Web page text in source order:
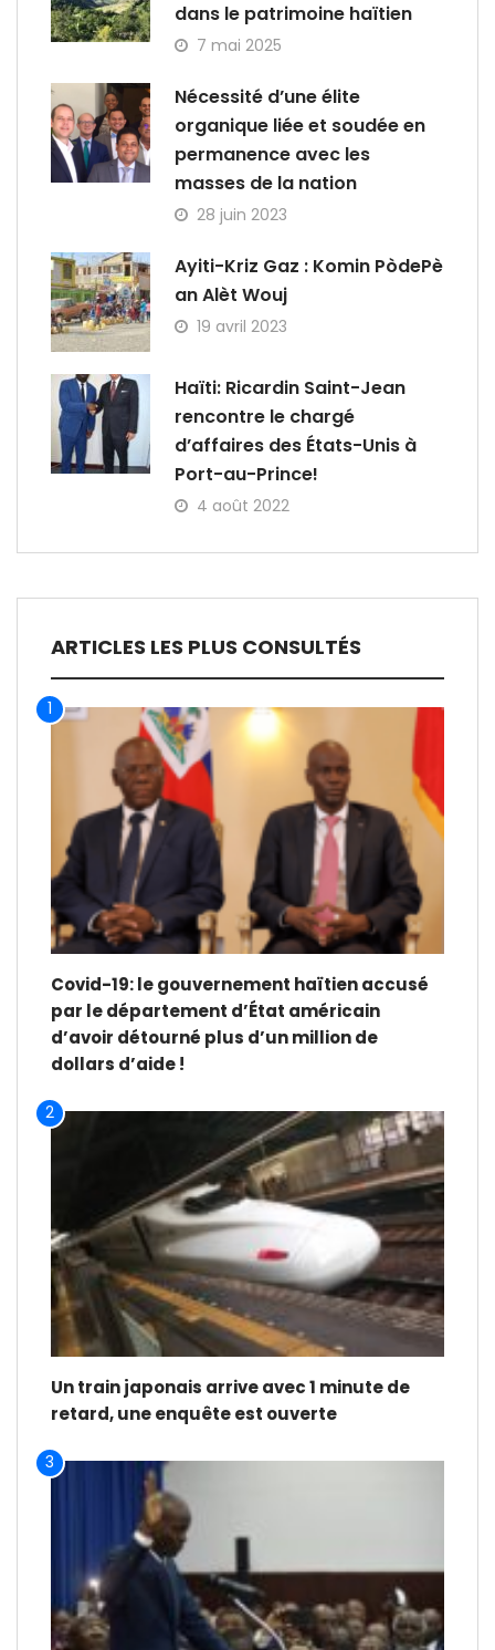
dans le patrimoine haïtien
7 mai 2025
Nécessité d’une élite
organique liée et soudée en
permanence avec les
masses de la nation
28 juin 2023
Ayiti-Kriz Gaz : Komin PòdePè
an Alèt Wouj
19 avril 2023
Haïti: Ricardin Saint-Jean
rencontre le chargé
d’affaires des États-Unis à
Port-au-Prince!
4 août 2022
ARTICLES LES PLUS CONSULTÉS
1
Covid-19: le gouvernement haïtien accusé
par le département d’État américain
d’avoir détourné plus d’un million de
dollars d’aide !
2
Un train japonais arrive avec 1 minute de
retard, une enquête est ouverte
3